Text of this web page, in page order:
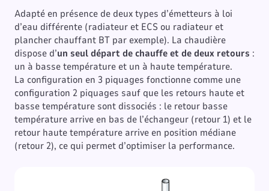
Adapté en présence de deux types d’émetteurs à loi
d’eau différente (radiateur et ECS ou radiateur et
plancher chauffant BT par exemple). La chaudière
dispose d’un seul départ de chauffe et de deux retours :
un à basse température et un à haute température.
La configuration en 3 piquages fonctionne comme une
configuration 2 piquages sauf que les retours haute et
basse température sont dissociés : le retour basse
température arrive en bas de l’échangeur (retour 1) et le
retour haute température arrive en position médiane
(retour 2), ce qui permet d’optimiser la performance.